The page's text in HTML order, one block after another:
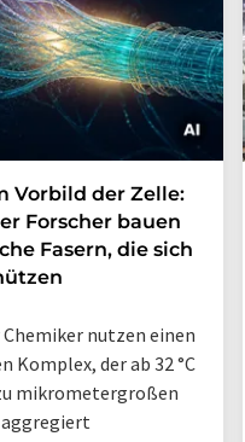
Vorbild der Zelle:
Forscher bauen
Fasern, die sich
nutzen einen
Komplex, der ab 32 °C
mikrometergroßen